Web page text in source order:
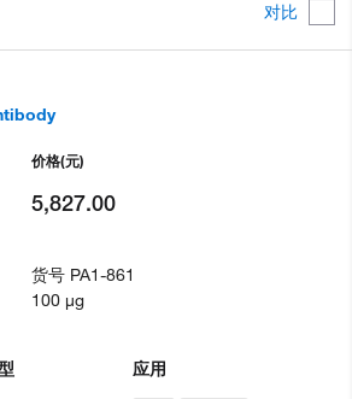
对比
应用
价格(元)
5,827.00
货号 PA1-861
100 µg